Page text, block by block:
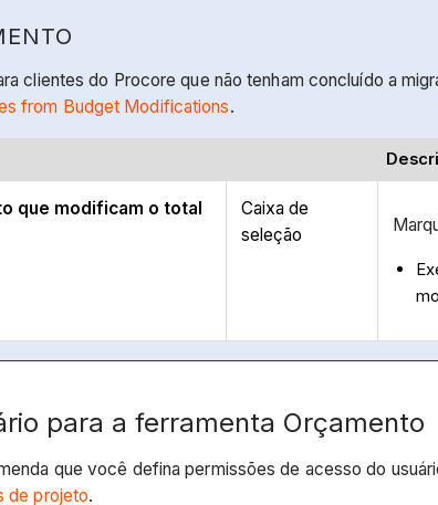
clientes do Procore que não tenham concluído a
from Budget Modifications.
que modificam o total
Caixa de
seleção
para a ferramenta Orçamento
que você defina permissões de acesso do
de projeto.